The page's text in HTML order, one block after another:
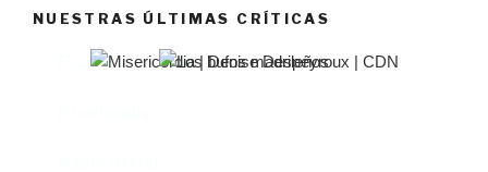
NUESTRAS ÚLTIMAS CRÍTICAS
El castillo de Lindabridis